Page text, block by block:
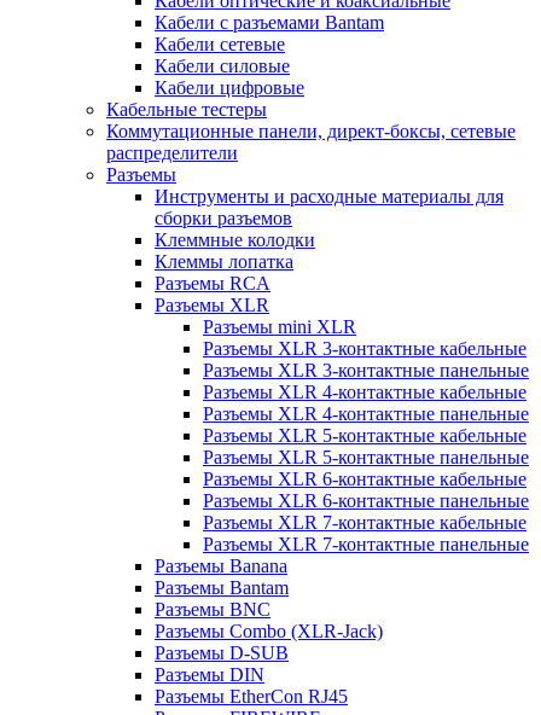
Кабели с разъемами Bantam
Кабели сетевые
Кабели силовые
Кабели цифровые
Кабельные тестеры
Коммутационные панели, директ-боксы, сетевые
распределители
Разъемы
Инструменты и расходные материалы для
сборки разъемов
Клеммные колодки
Клеммы лопатка
Разъемы RCA
Разъемы XLR
Разъемы mini XLR
Разъемы XLR 3-контактные кабельные
Разъемы XLR 3-контактные панельные
Разъемы XLR 4-контактные кабельные
Разъемы XLR 4-контактные панельные
Разъемы XLR 5-контактные кабельные
Разъемы XLR 5-контактные панельные
Разъемы XLR 6-контактные кабельные
Разъемы XLR 6-контактные панельные
Разъемы XLR 7-контактные кабельные
Разъемы XLR 7-контактные панельные
Разъемы Banana
Разъемы Bantam
Разъемы BNC
Разъемы Combo (XLR-Jack)
Разъемы D-SUB
Разъемы DIN
Разъемы EtherCon RJ45